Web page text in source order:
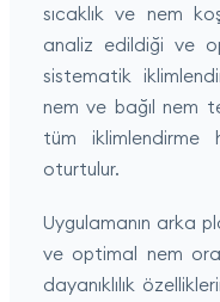
sıcaklık ve nem
analiz edildiği ve
sistematik
nem ve bağıl nem
tüm iklimlendirme
oturtulur.
Uygulamanın arka
ve optimal nem
dayanıklılık